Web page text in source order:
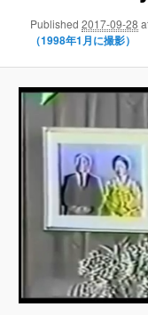
Published2017-09-28
（1998年1月に撮影）